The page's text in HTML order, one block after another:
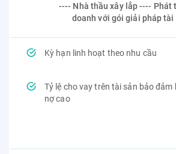
---- Nhà thầu xây lắp ---- Phát
doanh với gói giải pháp tài
Kỳ hạn linh hoạt theo nhu cầu
Tỷ lệ cho vay trên tài sản bảo đảm
nợ cao